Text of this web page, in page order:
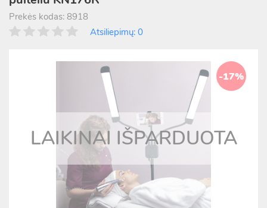
Prekės kodas: 8918
Atsiliepimų: 0
-17%
LAIKINAI IŠPARDUOTA